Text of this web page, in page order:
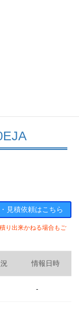
見積依頼はこちら
り出来かねる場合もご
情報日時
-